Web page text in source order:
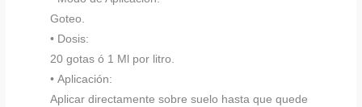
Goteo.
• Dosis:
20 gotas ó 1 Ml por litro.
• Aplicación:
Aplicar directamente sobre suelo hasta que quede